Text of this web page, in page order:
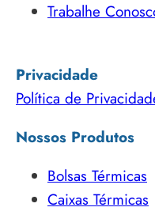
Trabalhe
Privacidade
Política de
Nossos Produtos
Bolsas Térmicas
Caixas Térmicas